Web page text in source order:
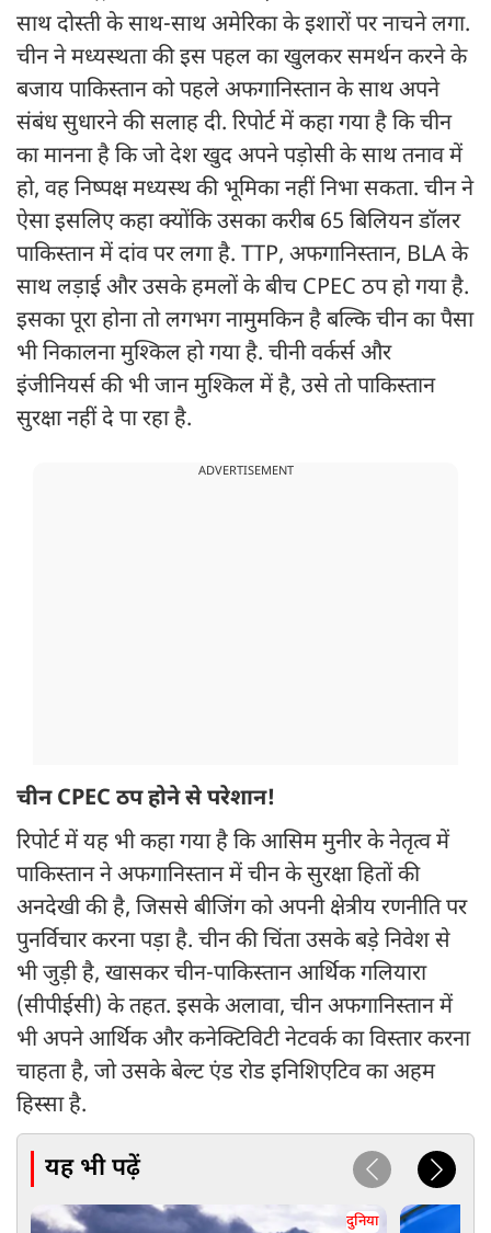
साथ दोस्ती के साथ-साथ अमेरिका के इशारों पर नाचने लगा.
चीन ने मध्यस्थता की इस पहल का खुलकर समर्थन करने के
बजाय पाकिस्तान को पहले अफगानिस्तान के साथ अपने
संबंध सुधारने की सलाह दी. रिपोर्ट में कहा गया है कि चीन
का मानना है कि जो देश खुद अपने पड़ोसी के साथ तनाव में
हो, वह निष्पक्ष मध्यस्थ की भूमिका नहीं निभा सकता. चीन ने
ऐसा इसलिए कहा क्योंकि उसका करीब 65 बिलियन डॉलर
पाकिस्तान में दांव पर लगा है. TTP, अफगानिस्तान, BLA के
साथ लड़ाई और उसके हमलों के बीच CPEC ठप हो गया है.
इसका पूरा होना तो लगभग नामुमकिन है बल्कि चीन का पैसा
भी निकालना मुश्किल हो गया है. चीनी वर्कर्स और
इंजीनियर्स की भी जान मुश्किल में है, उसे तो पाकिस्तान
सुरक्षा नहीं दे पा रहा है.
ADVERTISEMENT
चीन CPEC ठप होने से परेशान!
रिपोर्ट में यह भी कहा गया है कि आसिम मुनीर के नेतृत्व में
पाकिस्तान ने अफगानिस्तान में चीन के सुरक्षा हितों की
अनदेखी की है, जिससे बीजिंग को अपनी क्षेत्रीय रणनीति पर
पुनर्विचार करना पड़ा है. चीन की चिंता उसके बड़े निवेश से
भी जुड़ी है, खासकर चीन-पाकिस्तान आर्थिक गलियारा
(सीपीईसी) के तहत. इसके अलावा, चीन अफगानिस्तान में
भी अपने आर्थिक और कनेक्टिविटी नेटवर्क का विस्तार करना
चाहता है, जो उसके बेल्ट एंड रोड इनिशिएटिव का अहम
हिस्सा है.
यह भी पढ़ें
दुनिया